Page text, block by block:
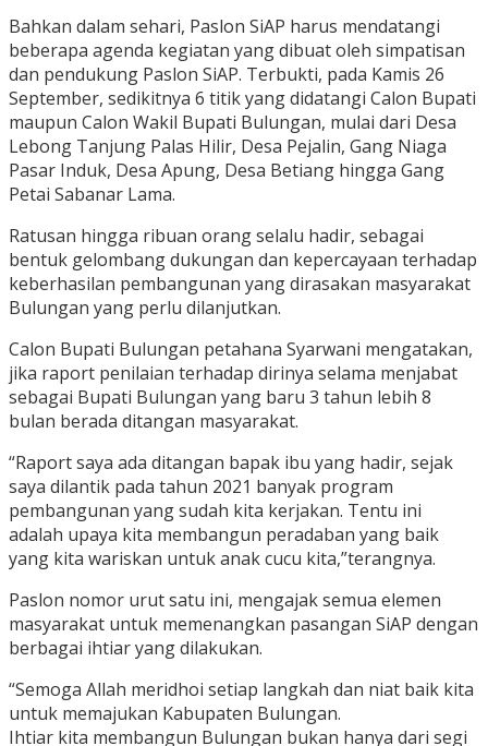
Bahkan dalam sehari, Paslon SiAP harus mendatangi
beberapa agenda kegiatan yang dibuat oleh simpatisan
dan pendukung Paslon SiAP. Terbukti, pada Kamis 26
September, sedikitnya 6 titik yang didatangi Calon Bupati
maupun Calon Wakil Bupati Bulungan, mulai dari Desa
Lebong Tanjung Palas Hilir, Desa Pejalin, Gang Niaga
Pasar Induk, Desa Apung, Desa Betiang hingga Gang
Petai Sabanar Lama.
Ratusan hingga ribuan orang selalu hadir, sebagai
bentuk gelombang dukungan dan kepercayaan terhadap
keberhasilan pembangunan yang dirasakan masyarakat
Bulungan yang perlu dilanjutkan.
Calon Bupati Bulungan petahana Syarwani mengatakan,
jika raport penilaian terhadap dirinya selama menjabat
sebagai Bupati Bulungan yang baru 3 tahun lebih 8
bulan berada ditangan masyarakat.
“Raport saya ada ditangan bapak ibu yang hadir, sejak
saya dilantik pada tahun 2021 banyak program
pembangunan yang sudah kita kerjakan. Tentu ini
adalah upaya kita membangun peradaban yang baik
yang kita wariskan untuk anak cucu kita,”terangnya.
Paslon nomor urut satu ini, mengajak semua elemen
masyarakat untuk memenangkan pasangan SiAP dengan
berbagai ihtiar yang dilakukan.
“Semoga Allah meridhoi setiap langkah dan niat baik kita
untuk memajukan Kabupaten Bulungan.
Ihtiar kita membangun Bulungan bukan hanya dari segi